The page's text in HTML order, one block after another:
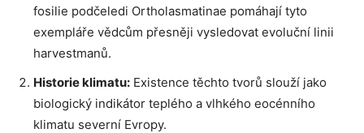
fosilie podčeledi Ortholasmatinae pomáhají tyto
exempláře vědcům přesněji vysledovat evoluční linii
harvestmanů.
Historie klimatu: Existence těchto tvorů slouží jako
biologický indikátor teplého a vlhkého eocénního
klimatu severní Evropy.